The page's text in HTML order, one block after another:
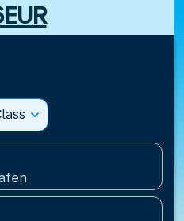
expand_more